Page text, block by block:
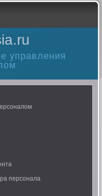
управления
персонала